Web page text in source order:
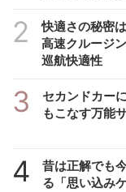
2
快適さの秘密
高速クルージ
巡航快適性
3
セカンドカー
もこなす万能
4
昔は正解でも
る「思い込み